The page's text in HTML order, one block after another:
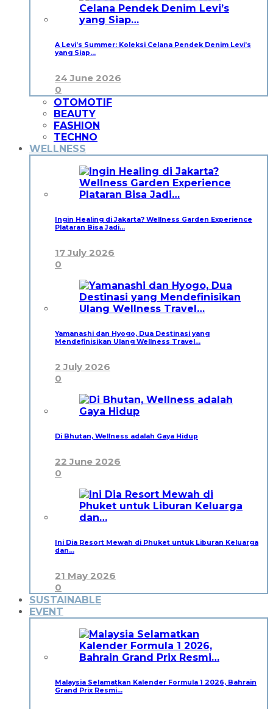
A Levi’s Summer: Koleksi Celana Pendek Denim Levi’s
yang Siap…
24 June 2026
0
OTOMOTIF
BEAUTY
FASHION
TECHNO
WELLNESS
Ingin Healing di Jakarta? Wellness Garden Experience
Plataran Bisa Jadi…
17 July 2026
0
Yamanashi dan Hyogo, Dua Destinasi yang
Mendefinisikan Ulang Wellness Travel…
2 July 2026
0
Di Bhutan, Wellness adalah Gaya Hidup
22 June 2026
0
Ini Dia Resort Mewah di Phuket untuk Liburan Keluarga
dan…
21 May 2026
0
SUSTAINABLE
EVENT
Malaysia Selamatkan Kalender Formula 1 2026, Bahrain
Grand Prix Resmi…